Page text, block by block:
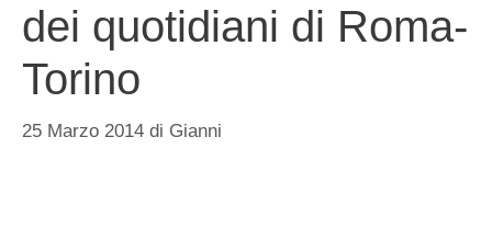
dei quotidiani di Roma-
Torino
25 Marzo 2014 di Gianni